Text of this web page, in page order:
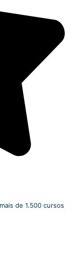
de 1.500 cursos